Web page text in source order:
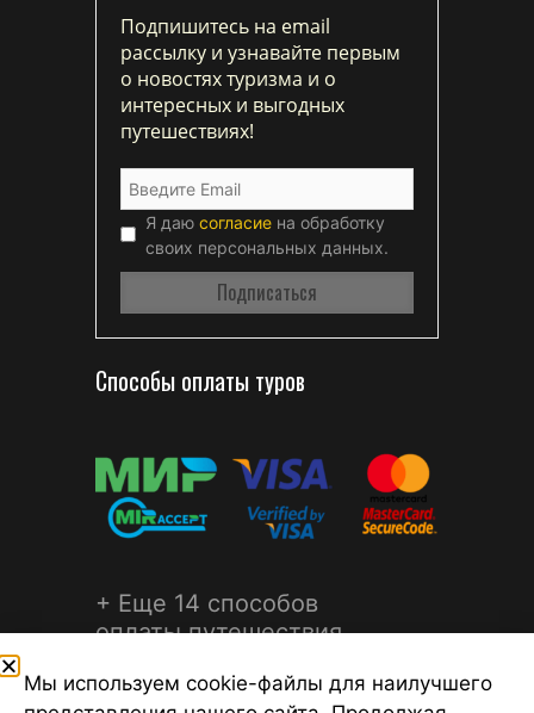
Подпишитесь на email
рассылку и узнавайте первым
о новостях туризма и о
интересных и выгодных
путешествиях!
Я даю согласие на обработку
своих персональных данных.
Способы оплаты туров
+ Еще 14 способов
оплаты путешествия
Мы используем cookie-файлы для наилучшего